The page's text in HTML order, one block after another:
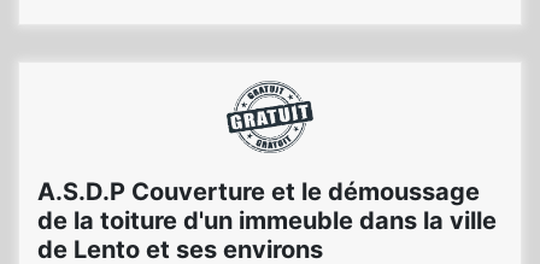
A.S.D.P Couverture et le démoussage
de la toiture d'un immeuble dans la ville
de Lento et ses environs